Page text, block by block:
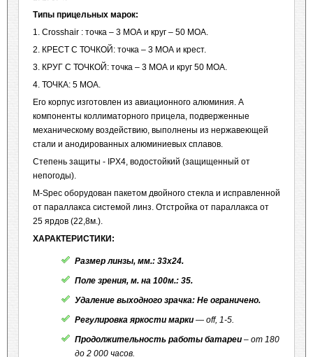
Типы прицельных марок:
1. Crosshair : точка – 3 МОА и круг – 50 МОА.
2. КРЕСТ С ТОЧКОЙ: точка – 3 МОА и крест.
3. КРУГ С ТОЧКОЙ: точка – 3 МОА и круг 50 МОА.
4. ТОЧКА: 5 МОА.
Его корпус изготовлен из авиационного алюминия. А
компоненты коллиматорного прицела, подверженные
механическому воздействию, выполнены из нержавеющей
стали и анодированных алюминиевых сплавов.
Степень защиты - IPX4, водостойкий (защищенный от
непогоды).
M-Spec оборудован пакетом двойного стекла и исправленной
от параллакса системой линз. Отстройка от параллакса от
25 ярдов (22,8м.).
ХАРАКТЕРИСТИКИ:
Размер линзы, мм.: 33х24.
Поле зрения, м. на 100м.: 35.
Удаление выходного зрачка: Не ограничено.
Регулировка яркости марки — off, 1-5.
Продолжительность работы батареи – от 180
до 2 000 часов.